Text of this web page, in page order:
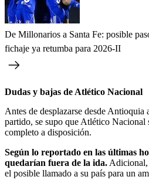
De Millonarios a Santa Fe: posible
fichaje ya retumba para 2026-II
Dudas y bajas de Atlético Nacional
Antes de desplazarse desde Antioquia
partido, se supo que Atlético Nacional
completo a disposición.
Según lo reportado en las últimas
quedarían fuera de la ida. Adicional,
el posible llamado a su país para un